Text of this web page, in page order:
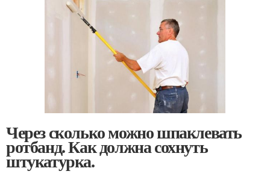
Через сколько можно шпаклевать
ротбанд. Как должна сохнуть
штукатурка.